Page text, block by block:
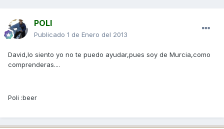
POLI
Publicado 1 de Enero del 2013
David,lo siento yo no te puedo ayudar,pues soy de Murcia,como
comprenderas....
Poli :beer